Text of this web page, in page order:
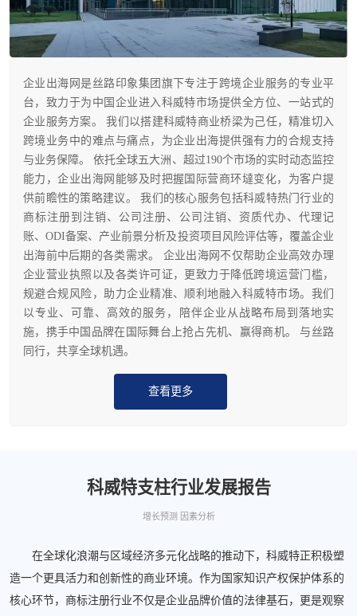
企业出海网是丝路印象集团旗下专注于跨境企业服务的专业平
台，致力于为中国企业进入科威特市场提供全方位、一站式的
企业服务方案。 我们以搭建科威特商业桥梁为己任，精准切入
跨境业务中的难点与痛点，为企业出海提供强有力的合规支持
与业务保障。 依托全球五大洲、超过190个市场的实时动态监控
能力，企业出海网能够及时把握国际营商环墶变化，为客户提
供前瞻性的策略建议。 我们的核心服务包括科威特热门行业的
商标注册到注销、公司注册、公司注销、资质代办、代理记
账、ODI备案、产业前景分析及投资项目风险评估等，覆盖企业
出海前中后期的各类需求。 企业出海网不仅帮助企业高效办理
企业营业执照以及各类许可证，更致力于降低跨境运营门槛，
规避合规风险，助力企业精准、顺利地融入科威特市场。我们
以专业、可靠、高效的服务，陪伴企业从战略布局到落地实
施，携手中国品牌在国际舞台上抢占先机、赢得商机。 与丝路
同行，共享全球机遇。
查看更多
科威特支柱行业发展报告
增长预测 因素分析
在全球化浪潮与区域经济多元化战略的推动下，科威特正积极塑
造一个更具活力和创新性的商业环境。作为国家知识产权保护体系的
核心环节，商标注册行业不仅是企业品牌价值的法律基石，更是观察